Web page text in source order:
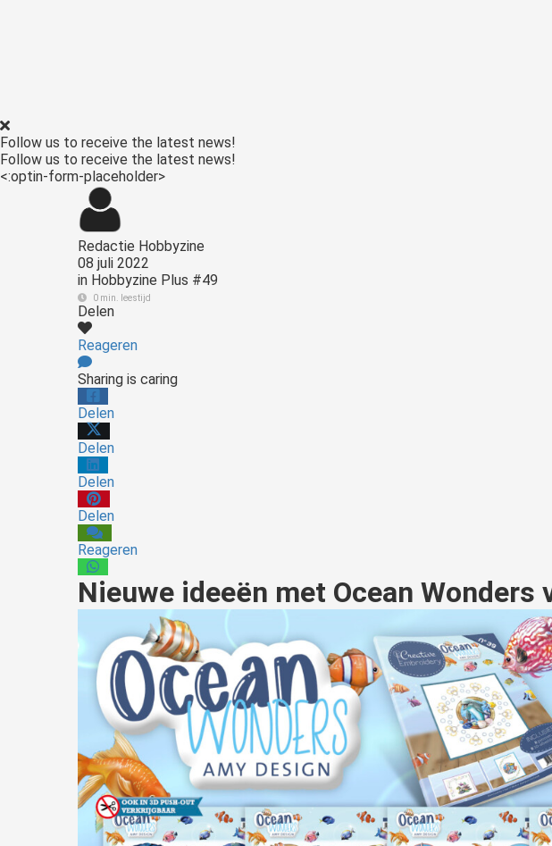
Follow us to receive the latest news!
Follow us to receive the latest news!
<:optin-form-placeholder>
Redactie Hobbyzine
08 juli 2022
in Hobbyzine Plus #49
0 min. leestijd
Delen
Reageren
Sharing is caring
Delen
Delen
Delen
Delen
Reageren
Nieuwe ideeën met Ocean